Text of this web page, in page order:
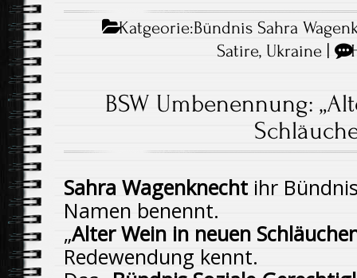
Katgeorie:Bündnis Sahra
Satire, Ukraine |
BSW Umbenennung:
Sahra Wagenknecht ihr
Namen benennt.
„Alter Wein in neuen
Redewendung kennt.